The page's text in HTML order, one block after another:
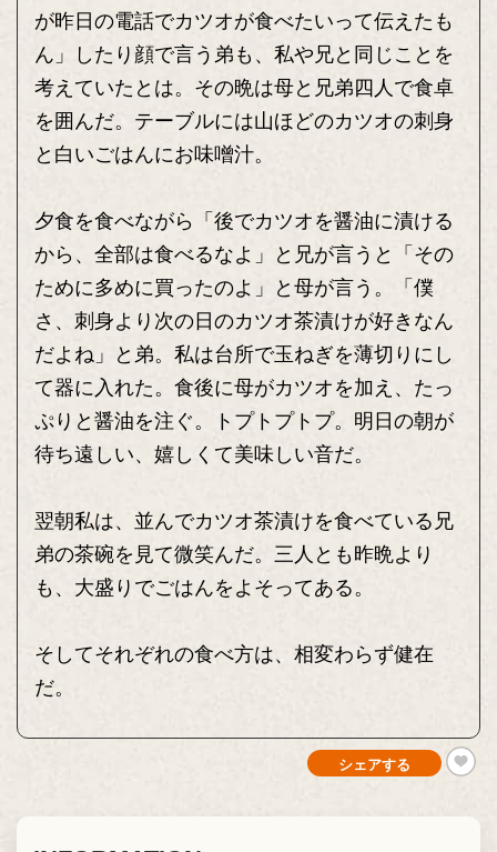
が昨日の電話でカツオが食べたいって伝えたも
ん」したり顔で言う弟も、私や兄と同じことを
考えていたとは。その晩は母と兄弟四人で食卓
を囲んだ。テーブルには山ほどのカツオの刺身
と白いごはんにお味噌汁。
夕食を食べながら「後でカツオを醤油に漬ける
から、全部は食べるなよ」と兄が言うと「その
ために多めに買ったのよ」と母が言う。「僕
さ、刺身より次の日のカツオ茶漬けが好きなん
だよね」と弟。私は台所で玉ねぎを薄切りにし
て器に入れた。食後に母がカツオを加え、たっ
ぷりと醤油を注ぐ。トプトプトプ。明日の朝が
待ち遠しい、嬉しくて美味しい音だ。
翌朝私は、並んでカツオ茶漬けを食べている兄
弟の茶碗を見て微笑んだ。三人とも昨晩より
も、大盛りでごはんをよそってある。
そしてそれぞれの食べ方は、相変わらず健在
だ。
シェアする